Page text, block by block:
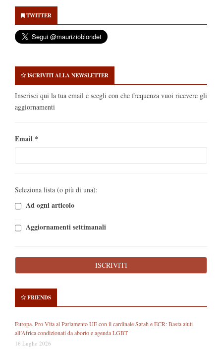
Sidebar
TWITTER
ISCRIVITI ALLA NEWSLETTER
Inserisci qui la tua email e scegli con che frequenza vuoi ricevere gli
aggiornamenti
Email *
Seleziona lista (o più di una):
Ad ogni articolo
Aggiornamenti settimanali
FRIENDS
Europa. Pro Vita al Parlamento UE con il cardinale Sarah e ECR: Basta aiuti
all’Africa condizionati da aborto e agenda LGBT
16 Luglio 2026